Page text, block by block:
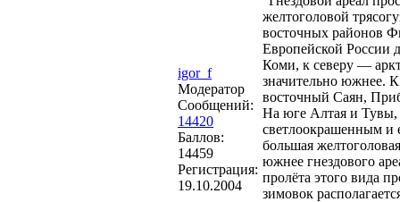
igor_f
Модератор
Сообщений:
14420
Баллов:
14459
Регистрация:
19.10.2004
желтоголовой
восточных районов
Европейской России
Коми, к северу —
значительно южнее. К
восточный Саян,
На юге Алтая и Тувы,
светлоокрашенным
большая
южнее гнездового
пролёта этого вида
зимовок